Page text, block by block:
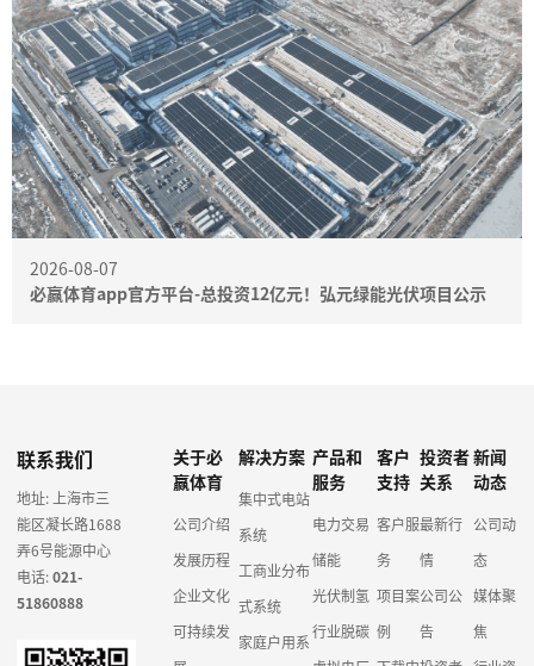
2026-08-07
必赢体育app官方平台-总投资12亿元！弘元绿能光伏项目公示
联系我们
地址: 上海市三
能区凝长路1688
弄6号能源中心
电话:021-
51860888
关于必
赢体育
公司介绍
发展历程
企业文化
可持续发
解决方案
集中式电站
系统
工商业分布
式系统
家庭户用系
产品和
服务
电力交易
储能
光伏制氢
行业脱碳
客户
支持
客户服
务
项目案
例
投资者
关系
最新行
情
公司公
告
新闻
动态
公司动
态
媒体聚
焦